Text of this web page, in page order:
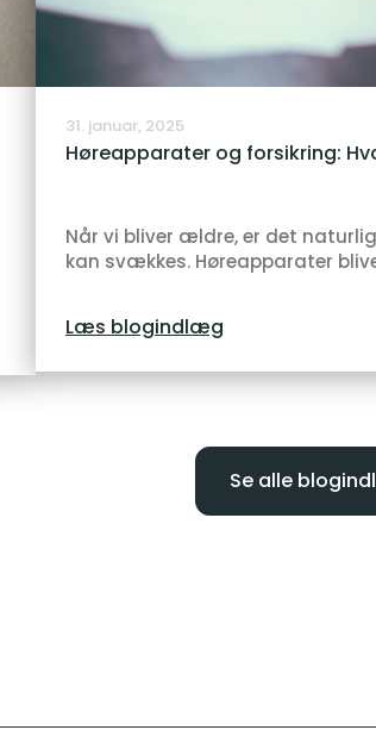
31. januar, 2025
Høreapparater og forsikring:
Når vi bliver ældre, er det
kan svækkes. Høreapparater
Læs blogindlæg
Se alle